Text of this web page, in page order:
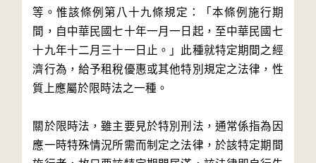
等。惟該條例第八十九條規定：「本條例施行期
間，自中華民國七十年一月一日起，至中華民國七
十九年十二月三十一日止。」此種就特定期間之經
濟行為，給予租稅優惠或其他特別規定之法律，性
質上應屬於限時法之一種。
關於限時法，雖主要見於特別刑法，通常係指為因
應一時特殊情況所需而制定之法律，於該特定期間